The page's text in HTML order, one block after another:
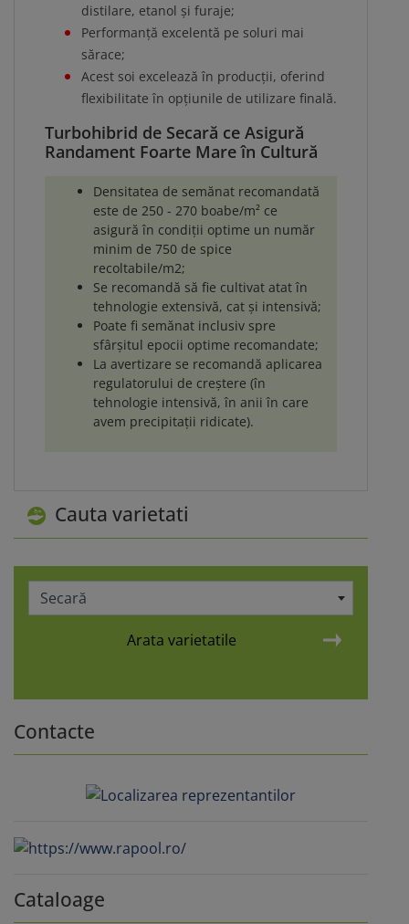
Cauta varietati
Secară
Arata varietatile
Contacte
Cataloage
distilare, etanol și furaje;
Performanță excelentă pe soluri mai
sărace;
Acest soi excelează în producții, oferind
flexibilitate în opțiunile de utilizare finală.
Turbohibrid de Secară ce Asigură
Randament Foarte Mare în Cultură
Densitatea de semănat recomandată
este de 250 - 270 boabe/m² ce
asigură în condiții optime un număr
minim de 750 de spice
recoltabile/m2;
Se recomandă să fie cultivat atat în
tehnologie extensivă, cat și intensivă;
Poate fi semănat inclusiv spre
sfârșitul epocii optime recomandate;
La avertizare se recomandă aplicarea
regulatorului de creștere (în
tehnologie intensivă, în anii în care
avem precipitaţii ridicate).